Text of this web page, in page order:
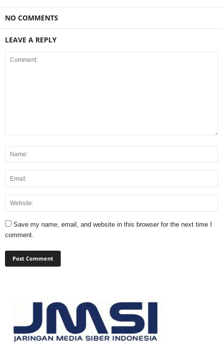
NO COMMENTS
LEAVE A REPLY
Save my name, email, and website in this browser for the next time I
comment.